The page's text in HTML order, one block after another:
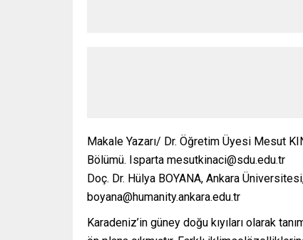
Makale Yazarı/ Dr. Öğretim Üyesi Mesut
Bölümü. Isparta mesutkinaci@sdu.edu.tr
Doç. Dr. Hülya BOYANA, Ankara
boyana@humanity.ankara.edu.tr
Karadeniz’in güney doğu kıyıları olarak